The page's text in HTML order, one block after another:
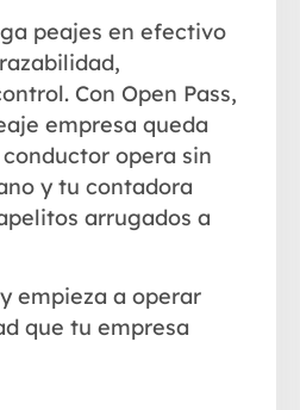
peajes en efectivo
Con Open Pass,
empresa queda
opera sin
y tu contadora
arrugados a
y empieza a operar
que tu empresa